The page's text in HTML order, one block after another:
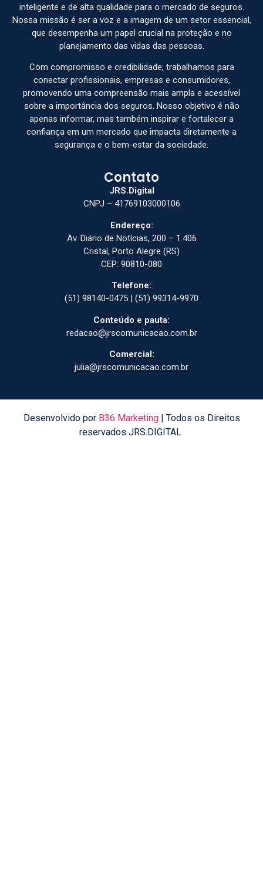
inteligente e de alta qualidade para o mercado de seguros.
Nossa missão é ser a voz e a imagem de um setor essencial,
que desempenha um papel crucial na proteção e no
planejamento das vidas das pessoas.
Com compromisso e credibilidade, trabalhamos para
conectar profissionais, empresas e consumidores,
promovendo uma compreensão mais ampla e acessível
sobre a importância dos seguros. Nosso objetivo é não
apenas informar, mas também inspirar e fortalecer a
confiança em um mercado que impacta diretamente a
segurança e o bem-estar da sociedade.
Contato
JRS.Digital
CNPJ – 41769103000106
Endereço:
Av. Diário de Notícias, 200 – 1.406
Cristal, Porto Alegre (RS)
CEP: 90810-080
Telefone:
(51) 98140-0475 | (51) 99314-9970
Conteúdo e pauta:
redacao@jrscomunicacao.com.br
Comercial:
julia@jrscomunicacao.com.br
Desenvolvido por B36 Marketing| Todos os Direitos
reservados JRS.DIGITAL